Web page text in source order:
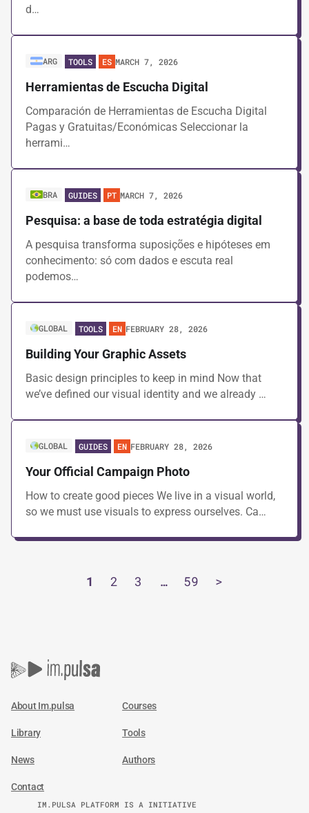
d…
ARG TOOLS ES MARCH 7, 2026
Herramientas de Escucha Digital
Comparación de Herramientas de Escucha Digital
Pagas y Gratuitas/Económicas Seleccionar la
herrami…
BRA GUIDES PT MARCH 7, 2026
Pesquisa: a base de toda estratégia digital
A pesquisa transforma suposições e hipóteses em
conhecimento: só com dados e escuta real
podemos…
GLOBAL TOOLS EN FEBRUARY 28, 2026
Building Your Graphic Assets
Basic design principles to keep in mind Now that
we’ve defined our visual identity and we already …
GLOBAL GUIDES EN FEBRUARY 28, 2026
Your Official Campaign Photo
How to create good pieces We live in a visual world,
so we must use visuals to express ourselves. Ca…
1 2 3 … 59 >
About Im.pulsa Courses
Library Tools
News Authors
Contact
IM.PULSA PLATFORM IS A INITIATIVE